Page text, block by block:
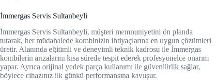
İmmergas Servis Sultanbeyli
İmmergas Servis Sultanbeyli, müşteri memnuniyetini ön planda
tutarak, her müdahalede kombinizin ihtiyaçlarına en uygun çözümleri
üretir. Alanında eğitimli ve deneyimli teknik kadrosu ile İmmergas
kombilerin arızalarını kısa sürede tespit ederek profesyonelce onarım
yapar. Ayrıca orijinal yedek parça kullanımı ile güvenilirlik sağlar,
böylece cihazınız ilk günkü performansına kavuşur.